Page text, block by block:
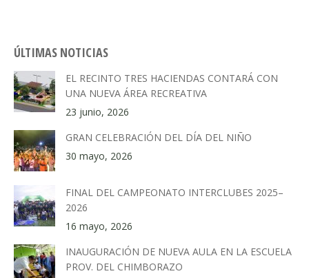
ÚLTIMAS NOTICIAS
EL RECINTO TRES HACIENDAS CONTARÁ CON
UNA NUEVA ÁREA RECREATIVA
23 junio, 2026
GRAN CELEBRACIÓN DEL DÍA DEL NIÑO
30 mayo, 2026
FINAL DEL CAMPEONATO INTERCLUBES 2025–
2026
16 mayo, 2026
INAUGURACIÓN DE NUEVA AULA EN LA ESCUELA
PROV. DEL CHIMBORAZO